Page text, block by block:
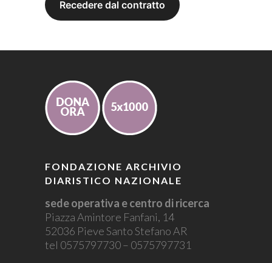
FONDAZIONE ARCHIVIO
DIARISTICO NAZIONALE
sede operativa e centro di ricerca
Piazza Amintore Fanfani, 14
52036 Pieve Santo Stefano AR
tel 0575797730 – 0575797731